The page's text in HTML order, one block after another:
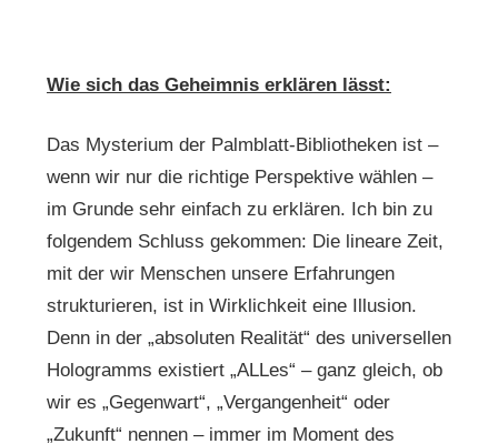
Wie sich das Geheimnis erklären lässt:
Das Mysterium der Palmblatt-Bibliotheken ist –
wenn wir nur die richtige Perspektive wählen –
im Grunde sehr einfach zu erklären. Ich bin zu
folgendem Schluss gekommen: Die lineare Zeit,
mit der wir Menschen unsere Erfahrungen
strukturieren, ist in Wirklichkeit eine Illusion.
Denn in der „absoluten Realität“ des universellen
Hologramms existiert „ALLes“ – ganz gleich, ob
wir es „Gegenwart“, „Vergangenheit“ oder
„Zukunft“ nennen – immer im Moment des